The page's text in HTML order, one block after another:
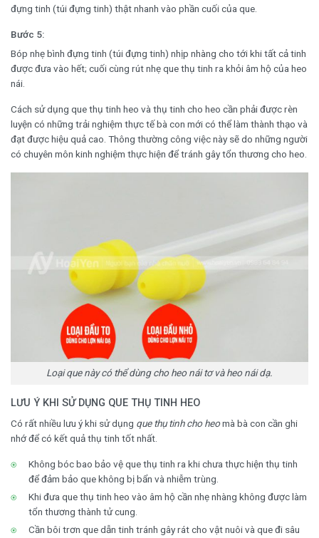
đựng tinh (túi đựng tinh) thật nhanh vào phần cuối của que.
Bước 5:
Bóp nhẹ bình đựng tinh (túi đựng tinh) nhịp nhàng cho tới khi tất cả tinh
được đưa vào hết; cuối cùng rút nhẹ que thụ tinh ra khỏi âm hộ của heo
nái.
Cách sử dụng que thụ tinh heo và thụ tinh cho heo cần phải được rèn
luyện có những trải nghiệm thực tế bà con mới có thể làm thành thạo và
đạt được hiệu quả cao. Thông thường công việc này sẽ do những người
có chuyên môn kinh nghiệm thực hiện để tránh gây tổn thương cho heo.
Loại que này có thể dùng cho heo nái tơ và heo nái dạ.
LƯU Ý KHI SỬ DỤNG QUE THỤ TINH HEO
Có rất nhiều lưu ý khi sử dụng que thụ tinh cho heomà bà con cần ghi
nhớ để có kết quả thụ tinh tốt nhất.
Không bóc bao bảo vệ que thụ tinh ra khi chưa thực hiện thụ tinh
để đảm bảo que không bị bẩn và nhiễm trùng.
Khi đưa que thụ tinh heo vào âm hộ cần nhẹ nhàng không được làm
tổn thương thành tử cung.
Cần bôi trơn que dẫn tinh tránh gây rát cho vật nuôi và que đi sâu